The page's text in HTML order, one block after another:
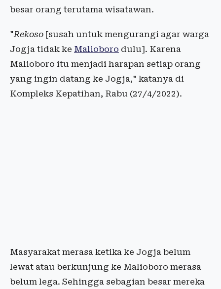
besar orang terutama wisatawan.
"Rekoso [susah untuk mengurangi agar warga
Jogja tidak ke Malioboro dulu]. Karena
Malioboro itu menjadi harapan setiap orang
yang ingin datang ke Jogja," katanya di
Kompleks Kepatihan, Rabu (27/4/2022).
Masyarakat merasa ketika ke Jogja belum
lewat atau berkunjung ke Malioboro merasa
belum lega. Sehingga sebagian besar mereka